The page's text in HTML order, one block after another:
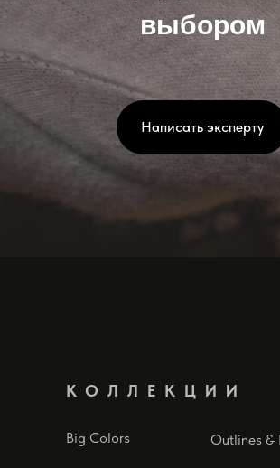
выбором
Написать эксперту
Outlines &
КОЛЛЕКЦИИ
Big Colors